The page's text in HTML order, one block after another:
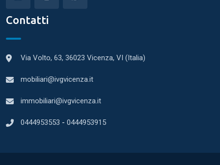
Contatti
Via Volto, 63, 36023 Vicenza, VI (Italia)
mobiliari@ivgvicenza.it
immobiliari@ivgvicenza.it
0444953553 - 0444953915